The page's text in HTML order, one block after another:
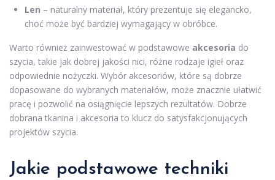
Len – naturalny materiał, który prezentuje się elegancko,
choć może być bardziej wymagający w obróbce.
Warto również zainwestować w podstawowe akcesoria do
szycia, takie jak dobrej jakości nici, różne rodzaje igieł oraz
odpowiednie nożyczki. Wybór akcesoriów, które są dobrze
dopasowane do wybranych materiałów, może znacznie ułatwić
pracę i pozwolić na osiągnięcie lepszych rezultatów. Dobrze
dobrana tkanina i akcesoria to klucz do satysfakcjonujących
projektów szycia.
Jakie podstawowe techniki